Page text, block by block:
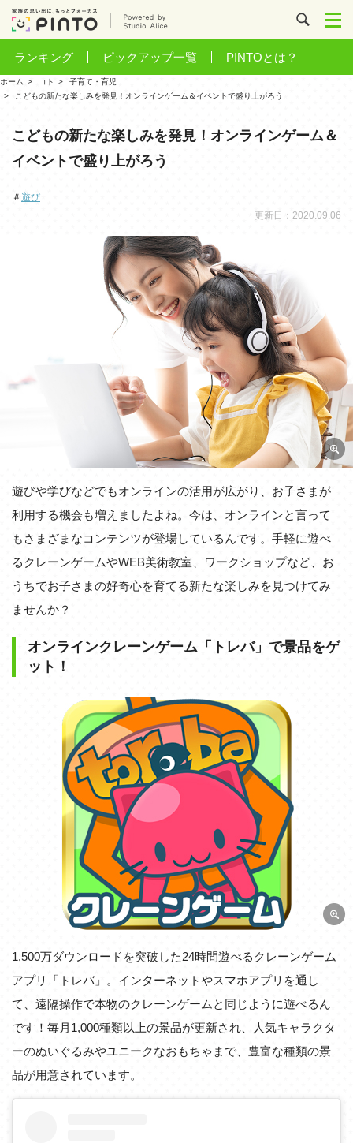
ランキング ピックアップ一覧 PINTOとは？
ホーム コト
子育て・育児
こどもの新たな楽しみを発見！オンラインゲーム＆イベントで盛り上がろう
こどもの新たな楽しみを発見！オンラインゲーム＆
イベントで盛り上がろう
＃遊び
更新日：2020.09.06
遊びや学びなどでもオンラインの活用が広がり、お子さまが
利用する機会も増えましたよね。今は、オンラインと言って
もさまざまなコンテンツが登場しているんです。手軽に遊べ
るクレーンゲームやWEB美術教室、ワークショップなど、お
うちでお子さまの好奇心を育てる新たな楽しみを見つけてみ
ませんか？
オンラインクレーンゲーム「トレバ」で景品をゲ
ット！
1,500万ダウンロードを突破した24時間遊べるクレーンゲーム
アプリ「トレバ」。インターネットやスマホアプリを通し
て、遠隔操作で本物のクレーンゲームと同じように遊べるん
です！毎月1,000種類以上の景品が更新され、人気キャラクタ
ーのぬいぐるみやユニークなおもちゃまで、豊富な種類の景
品が用意されています。